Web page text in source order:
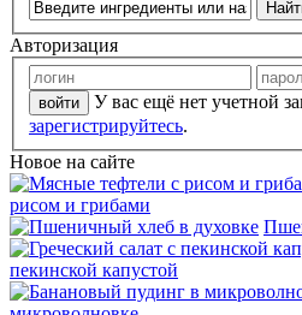
Авторизация
У вас ещё нет учетной
зарегистрируйтесь.
Новое на сайте
рисом и грибами
пекинской капустой